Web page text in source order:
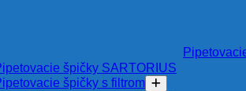
špičky SARTORIUS
špičky s filtrom